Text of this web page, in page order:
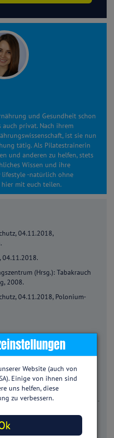
und Gesundheit schon
privat. Nach ihrem
ist sie nun
tätig. Als Pilatestrainerin
und anderen zu helfen, stets
Wissen und ihre
-natürlich ohne
hier mit euch teilen.
04.11.2018,
(Hrsg.): Tabakrauch
2008.
04.11.2018, Polonium-
dem Rauchen aufzuhören...
Website (auch von
Einige von ihnen sind
uns helfen, diese
zu verbessern.